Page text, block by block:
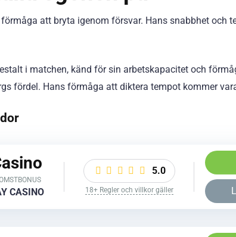
att bryta igenom försvar. Hans snabbhet och
i matchen, känd för sin arbetskapacitet och
fördel. Hans förmåga att diktera tempot kommer
CASINO
5.0
18+ Regler och villkor gäller